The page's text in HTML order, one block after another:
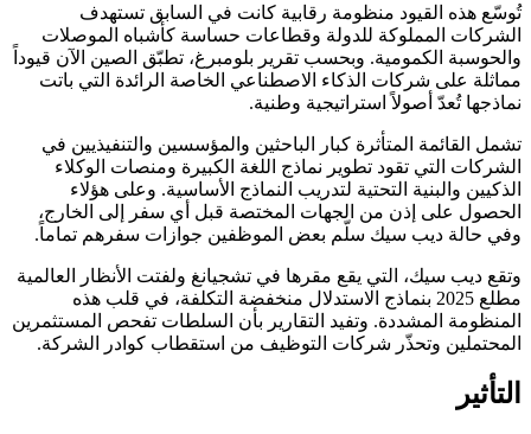
تُوسّع هذه القيود منظومة رقابية كانت في السابق تستهدف
الشركات المملوكة للدولة وقطاعات حساسة كأشباه الموصلات
والحوسبة الكمومية. وبحسب تقرير بلومبرغ، تطبّق الصين الآن قيوداً
مماثلة على شركات الذكاء الاصطناعي الخاصة الرائدة التي باتت
نماذجها تُعدّ أصولاً استراتيجية وطنية.
تشمل القائمة المتأثرة كبار الباحثين والمؤسسين والتنفيذيين في
الشركات التي تقود تطوير نماذج اللغة الكبيرة ومنصات الوكلاء
الذكيين والبنية التحتية لتدريب النماذج الأساسية. وعلى هؤلاء
الحصول على إذن من الجهات المختصة قبل أي سفر إلى الخارج،
وفي حالة ديب سيك سلّم بعض الموظفين جوازات سفرهم تماماً.
وتقع ديب سيك، التي يقع مقرها في تشجيانغ ولفتت الأنظار العالمية
مطلع 2025 بنماذج الاستدلال منخفضة التكلفة، في قلب هذه
المنظومة المشددة. وتفيد التقارير بأن السلطات تفحص المستثمرين
المحتملين وتحذّر شركات التوظيف من استقطاب كوادر الشركة.
التأثير